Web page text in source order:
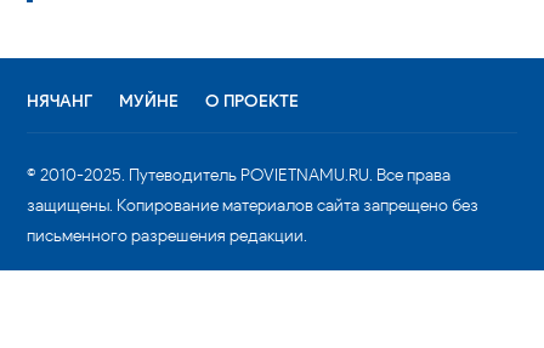
НЯЧАНГ МУЙНЕ О ПРОЕКТЕ
© 2010-2025. Путеводитель POVIETNAMU.RU. Все права
защищены. Копирование материалов сайта запрещено без
письменного разрешения редакции.